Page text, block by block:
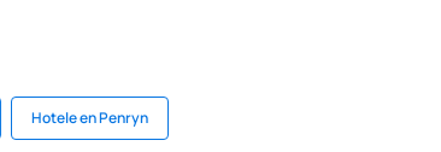
Hotele en Penryn